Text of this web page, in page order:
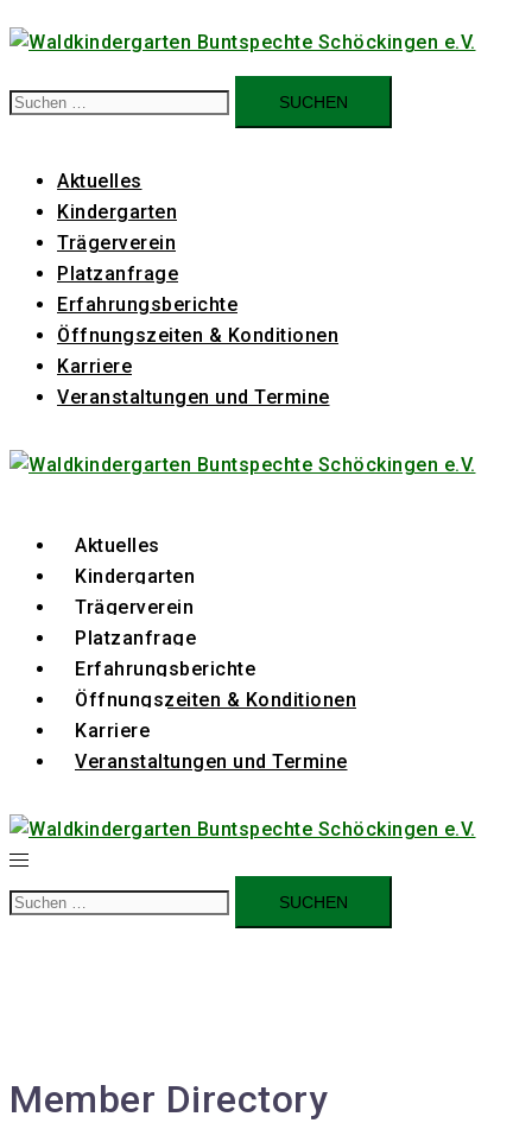
Zum
Inhalt
springen
Suchen
nach:
Aktuelles
Kindergarten
Trägerverein
Platzanfrage
Erfahrungsberichte
Öffnungszeiten & Konditionen
Karriere
Veranstaltungen und Termine
Aktuelles
Kindergarten
Trägerverein
Platzanfrage
Erfahrungsberichte
Öffnungszeiten & Konditionen
Karriere
Veranstaltungen und Termine
Suchen
nach:
Member Directory